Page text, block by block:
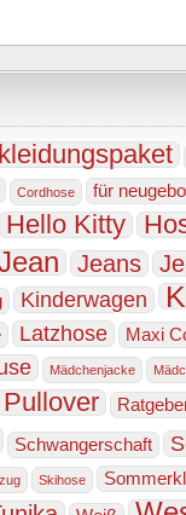
Cordhose für
Hello Kitty
Jeans
Kinderwagen
Latzhose Maxi
Mädchenjacke
Pullover
Schwangerschaft
Skihose